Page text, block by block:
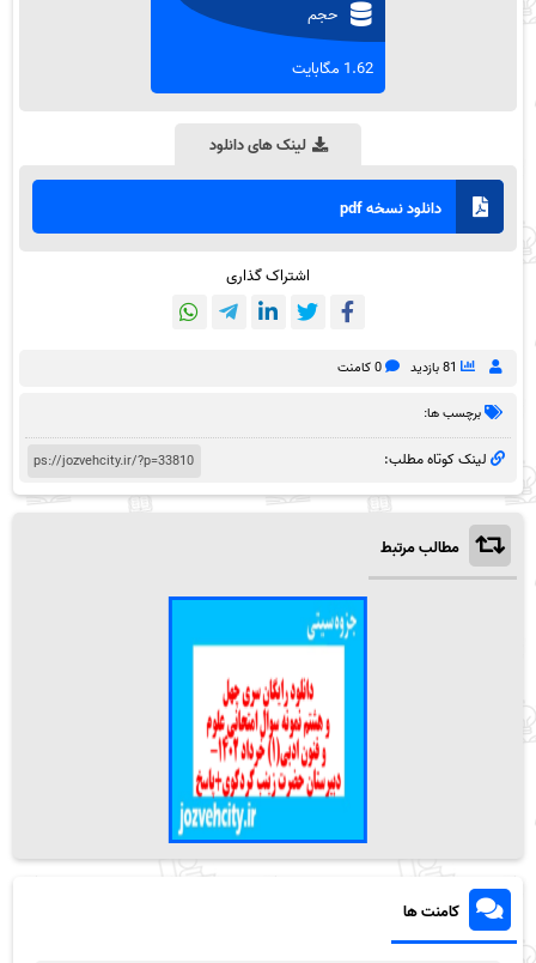
حجم
1.62 مگابایت
لینک های دانلود
دانلود نسخه pdf
اشتراک گذاری
81 بازدید 0 کامنت
برچسب ها:
لینک کوتاه مطلب:
مطالب مرتبط
کامنت ها